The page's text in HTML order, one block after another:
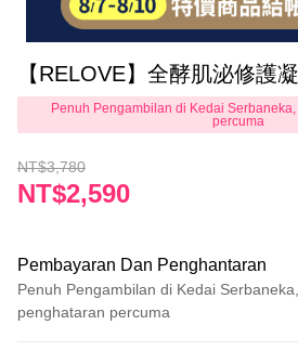
【RELOVE】全酵肌泌修護
Penuh Pengambilan di Kedai
percuma
NT$3,780
NT$2,590
Pembayaran Dan Penghantaran
Penuh Pengambilan di Kedai
penghataran percuma